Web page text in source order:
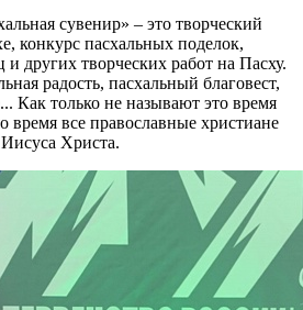
сувенир» – это творческий
конкурс пасхальных поделок,
других творческих работ на Пасху.
радость, пасхальный благовест,
Как только не называют это время
время все православные христиане
Христа.